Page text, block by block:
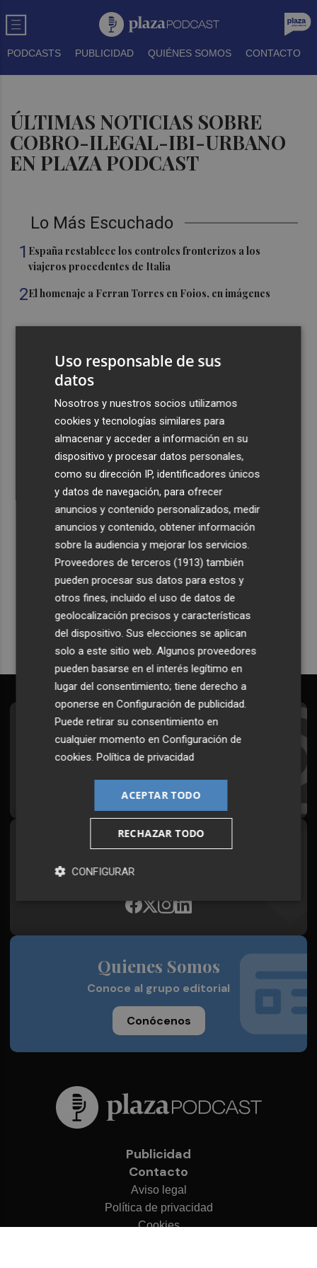
PODCASTS PUBLICIDAD QUIÉNES SOMOS CONTACTO
ÚLTIMAS NOTICIAS SOBRE
COBRO-ILEGAL-IBI-URBANO
EN PLAZA PODCAST
Lo Más Escuchado
1 España restablece los controles fronterizos a los
viajeros procedentes de Italia
2El homenaje a Ferran Torres en Foios, en imágenes
Foios se vuelca con Ferran Torres
Las '200 vidas' que llevaron a Paco Rabal de Águilas a la
cima del cine: un documental recupera la voz y la mirada
del actor
Recibe toda la actualidad de
Plaza Podcast en tu correo
Quiero suscribirme
Suscríbete al Boletín
Todos los días a primera hora en tu email
Síguenos en redes
Plaza Podcast, desde cualquier medio
Quienes Somos
Conoce al grupo editorial
Conócenos
Publicidad
Contacto
Aviso legal
Política de privacidad
Cookies
Uso responsable de sus
datos
Nosotros y nuestros socios utilizamos
cookies y tecnologías similares para
almacenar y acceder a información en su
dispositivo y procesar datos personales,
como su dirección IP, identificadores únicos
y datos de navegación, para ofrecer
anuncios y contenido personalizados, medir
anuncios y contenido, obtener información
sobre la audiencia y mejorar los servicios.
Proveedores de terceros (1913) también
pueden procesar sus datos para estos y
otros fines, incluido el uso de datos de
geolocalización precisos y características
del dispositivo. Sus elecciones se aplican
solo a este sitio web. Algunos proveedores
pueden basarse en el interés legítimo en
lugar del consentimiento; tiene derecho a
oponerse enConfiguración de publicidad.
Puede retirar su consentimiento en
cualquier momento enConfiguración de
cookies.Política de privacidad
ACEPTAR TODO
RECHAZAR TODO
CONFIGURAR